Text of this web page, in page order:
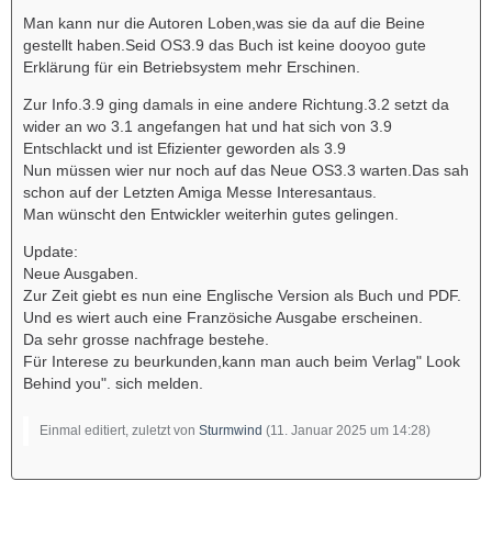
Man kann nur die Autoren Loben,was sie da auf die Beine
gestellt haben.Seid OS3.9 das Buch ist keine dooyoo gute
Erklärung für ein Betriebsystem mehr Erschinen.
Zur Info.3.9 ging damals in eine andere Richtung.3.2 setzt da
wider an wo 3.1 angefangen hat und hat sich von 3.9
Entschlackt und ist Efizienter geworden als 3.9
Nun müssen wier nur noch auf das Neue OS3.3 warten.Das sah
schon auf der Letzten Amiga Messe Interesantaus.
Man wünscht den Entwickler weiterhin gutes gelingen.
Update:
Neue Ausgaben.
Zur Zeit giebt es nun eine Englische Version als Buch und PDF.
Und es wiert auch eine Französiche Ausgabe erscheinen.
Da sehr grosse nachfrage bestehe.
Für Interese zu beurkunden,kann man auch beim Verlag" Look
Behind you". sich melden.
Einmal editiert, zuletzt von Sturmwind (11. Januar 2025 um 14:28)